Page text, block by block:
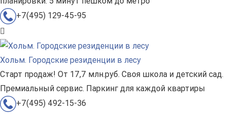
+7(495) 129-45-95
Хольм. Городские резиденции в лесу
Старт продаж! От 17,7 млн.руб. Своя школа и детский сад.
Премиальный сервис. Паркинг для каждой квартиры
+7(495) 492-15-36